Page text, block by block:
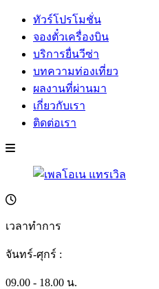
ทัวร์โปรโมชั่น
จองตั๋วเครื่องบิน
บริการยื่นวีซ่า
บทความท่องเที่ยว
ผลงานที่ผ่านมา
เกี่ยวกับเรา
ติดต่อเรา
เวลาทำการ
จันทร์-ศุกร์ :
09.00 - 18.00 น.